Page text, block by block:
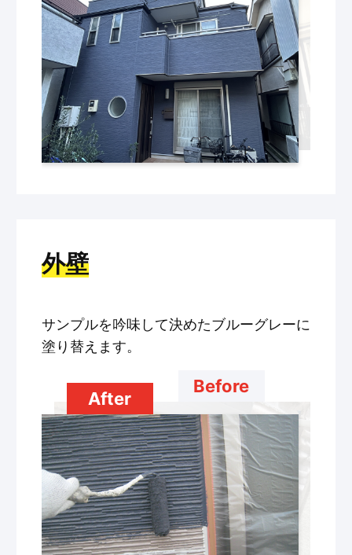
外壁
サンプルを吟味して決めたブルーグレーに
塗り替えます。
Before
After